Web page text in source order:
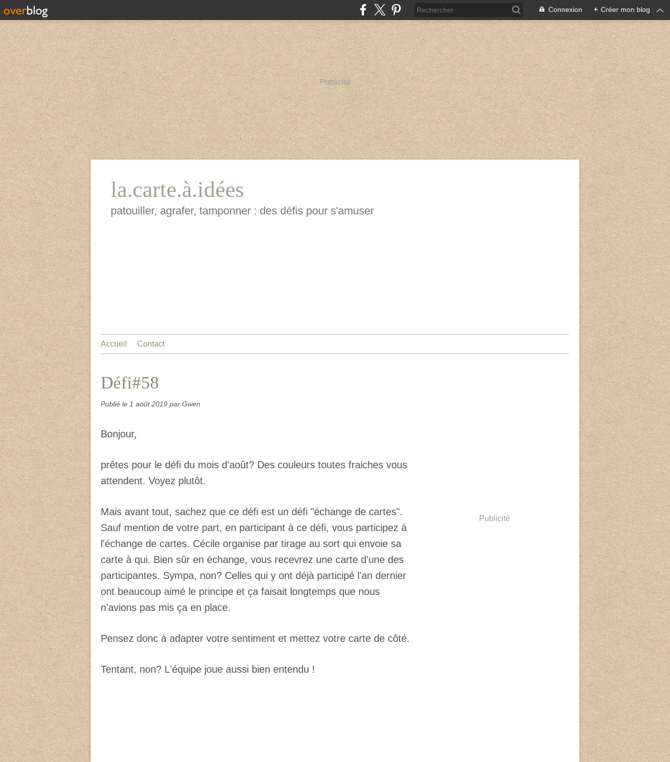
Connexion + Créer mon blog
Publicité
la.carte.à.idées
patouiller, agrafer, tamponner : des défis pour s'amuser
Accueil Contact
Défi#58
Publié le 1 août 2019 par Gwen
Bonjour,
prêtes pour le défi du mois d'août? Des couleurs toutes fraiches vous
attendent. Voyez plutôt.
Mais avant tout, sachez que ce défi est un défi "échange de cartes".
Sauf mention de votre part, en participant à ce défi, vous participez à
l'échange de cartes. Cécile organise par tirage au sort qui envoie sa
carte à qui. Bien sûr en échange, vous recevrez une carte d'une des
participantes. Sympa, non? Celles qui y ont déjà participé l'an dernier
ont beaucoup aimé le principe et ça faisait longtemps que nous
n'avions pas mis ça en place.
Pensez donc à adapter votre sentiment et mettez votre carte de côté.
Tentant, non? L'équipe joue aussi bien entendu !
Publicité